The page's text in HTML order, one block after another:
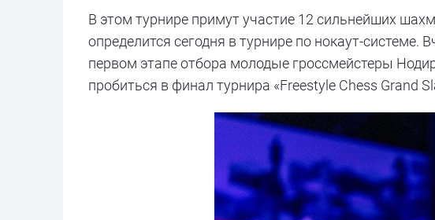
В этом турнире примут участие 12 сильнейших
определится сегодня в турнире по нокаут-
первом этапе отбора молодые гроссмейстеры
пробиться в финал турнира «Freestyle Chess